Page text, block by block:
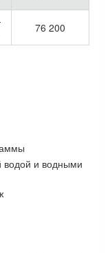
76 200
водой и водными